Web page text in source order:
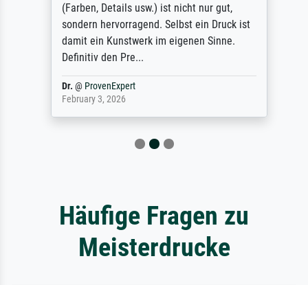
(Farben, Details usw.) ist nicht nur gut,
sondern hervorragend. Selbst ein Druck ist
damit ein Kunstwerk im eigenen Sinne.
Definitiv den Pre...
Dr.@ProvenExpert
February 3, 2026
Häufige Fragen zu
Meisterdrucke